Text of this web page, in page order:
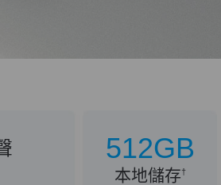
512GB
本地儲存†